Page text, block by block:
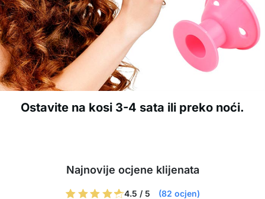
Ostavite na kosi 3-4 sata ili preko noći.
Najnovije ocjene klijenata
4.5 / 5 (82 ocjen)